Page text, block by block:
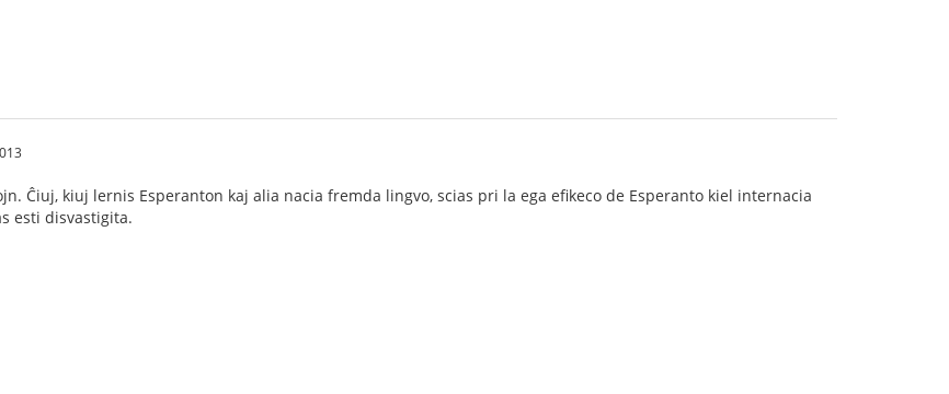
Ĉiuj, kiuj lernis Esperanton kaj alia nacia fremda lingvo, scias pri la ega efikeco de Esperanto kiel internacia
esti disvastigita.